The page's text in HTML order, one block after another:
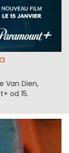
Van Dien,
od 15.